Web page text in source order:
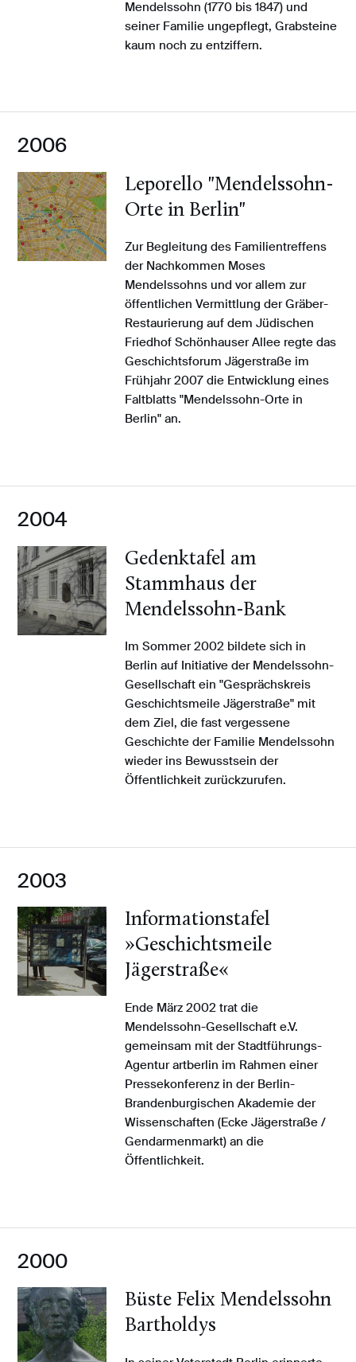
Mendelssohn (1770 bis 1847) und
seiner Familie ungepflegt, Grabsteine
kaum noch zu entziffern.
2006
Leporello "Mendelssohn-
Orte in Berlin"
Zur Begleitung des Familientreffens
der Nachkommen Moses
Mendelssohns und vor allem zur
öffentlichen Vermittlung der Gräber-
Restaurierung auf dem Jüdischen
Friedhof Schönhauser Allee regte das
Geschichtsforum Jägerstraße im
Frühjahr 2007 die Entwicklung eines
Faltblatts "Mendelssohn-Orte in
Berlin" an.
2004
Gedenktafel am
Stammhaus der
Mendelssohn-Bank
Im Sommer 2002 bildete sich in
Berlin auf Initiative der Mendelssohn-
Gesellschaft ein "Gesprächskreis
Geschichtsmeile Jägerstraße" mit
dem Ziel, die fast vergessene
Geschichte der Familie Mendelssohn
wieder ins Bewusstsein der
Öffentlichkeit zurückzurufen.
2003
Informationstafel
»Geschichtsmeile
Jägerstraße«
Ende März 2002 trat die
Mendelssohn-Gesellschaft e.V.
gemeinsam mit der Stadtführungs-
Agentur artberlin im Rahmen einer
Pressekonferenz in der Berlin-
Brandenburgischen Akademie der
Wissenschaften (Ecke Jägerstraße /
Gendarmenmarkt) an die
Öffentlichkeit.
2000
Büste Felix Mendelssohn
Bartholdys